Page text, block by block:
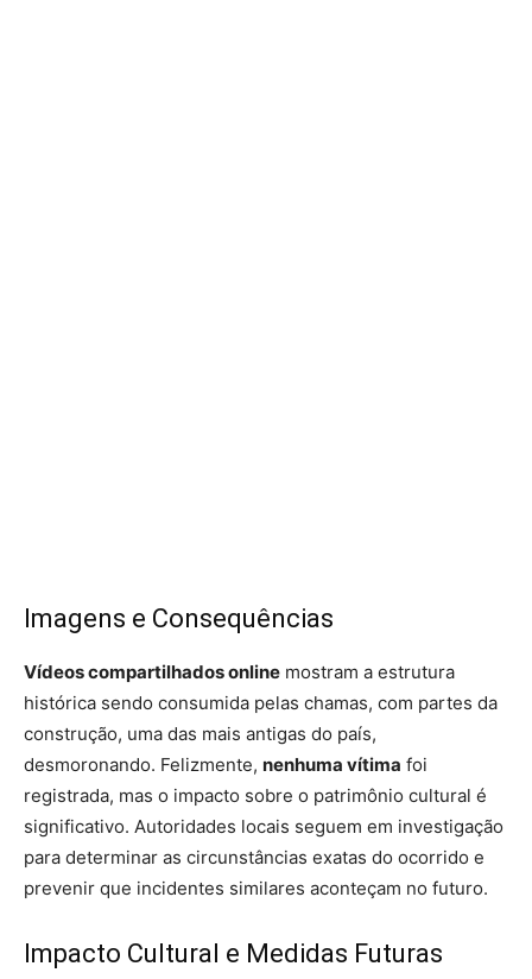
Imagens e Consequências
Vídeos compartilhados online mostram a estrutura
histórica sendo consumida pelas chamas, com partes da
construção, uma das mais antigas do país,
desmoronando. Felizmente, nenhuma vítima foi
registrada, mas o impacto sobre o patrimônio cultural é
significativo. Autoridades locais seguem em investigação
para determinar as circunstâncias exatas do ocorrido e
prevenir que incidentes similares aconteçam no futuro.
Impacto Cultural e Medidas Futuras